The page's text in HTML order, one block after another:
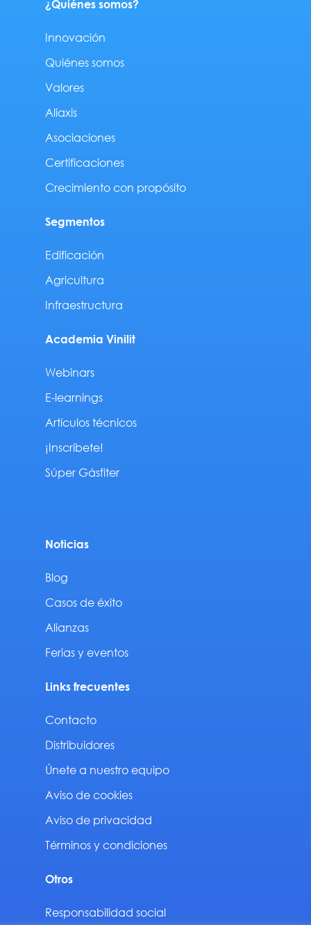
¿Quiénes somos?
Innovación
Quiénes somos
Valores
Aliaxis
Asociaciones
Certificaciones
Crecimiento con propósito
Segmentos
Edificación
Agricultura
Infraestructura
Academia Vinilit
Webinars
E-learnings
Artículos técnicos
¡Inscríbete!
Súper Gásfiter
Noticias
Blog
Casos de éxito
Alianzas
Ferias y eventos
Links frecuentes
Contacto
Distribuidores
Únete a nuestro equipo
Aviso de cookies
Aviso de privacidad
Términos y condiciones
Otros
Responsabilidad social